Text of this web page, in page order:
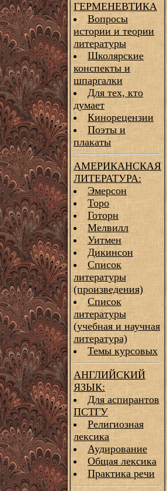
ГЕРМЕНЕВТИКА
Вопросы
истории и теории
литературы
Школярские
конспекты и
шпаргалки
Для тех, кто
думает
Кинорецензии
Поэты и
плакаты
АМЕРИКАНСКАЯ
ЛИТЕРАТУРА:
Эмерсон
Торо
Готорн
Мелвилл
Уитмен
Дикинсон
Список
литературы
(произведения)
Список
литературы
(учебная и научная
литература)
Темы курсовых
АНГЛИЙСКИЙ
ЯЗЫК:
Для аспирантов
ПСТГУ
Религиозная
лексика
Аудирование
Общая лексика
Практика речи